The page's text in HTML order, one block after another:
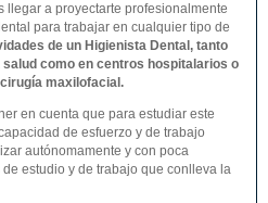
llegar a proyectarte profesionalmente
para trabajar en cualquier tipo de
de un Higienista Dental, tanto
como en centros hospitalarios o
maxilofacial.
en cuenta que para estudiar este
de esfuerzo y de trabajo
autónomamente y con poca
estudio y de trabajo que conlleva la